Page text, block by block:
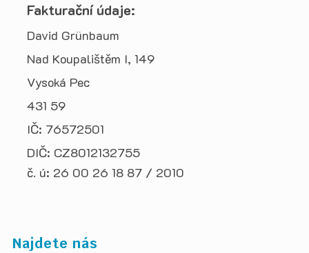
Fakturační údaje:
David Grünbaum
Nad Koupalištěm I, 149
Vysoká Pec
431 59
IČ: 76572501
DIČ: CZ8012132755
č. ú: 26 00 26 18 87 / 2010
Najdete nás